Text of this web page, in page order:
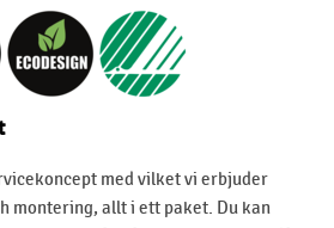
med vilket vi erbjuder
montering, allt i ett paket. Du kan